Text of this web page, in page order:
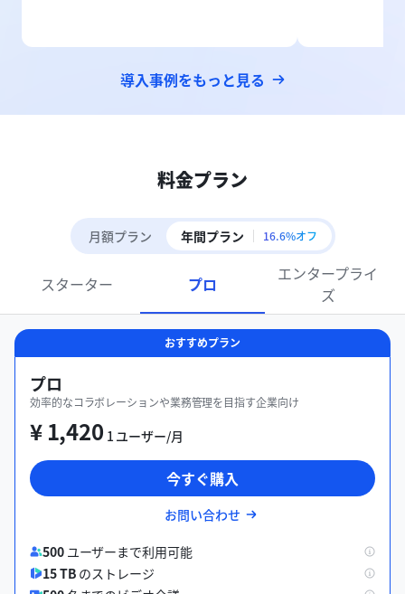
導入事例をもっと見る
料金プラン
月額プラン 年間プラン 16.6%オフ
スターター プロ
エンタープライ
ズ
おすすめプラン
プロ
効率的なコラボレーションや業務管理を目指す企業向け
¥ 1,420 1 ユーザー/月
今すぐ購入
お問い合わせ
500ユーザーまで利用可能
15 TB のストレージ